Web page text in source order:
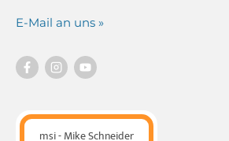
E-Mail an uns »
msi - Mike Schneider